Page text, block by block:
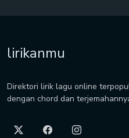
lirikanmu
Direktori lirik lagu online
dengan chord dan